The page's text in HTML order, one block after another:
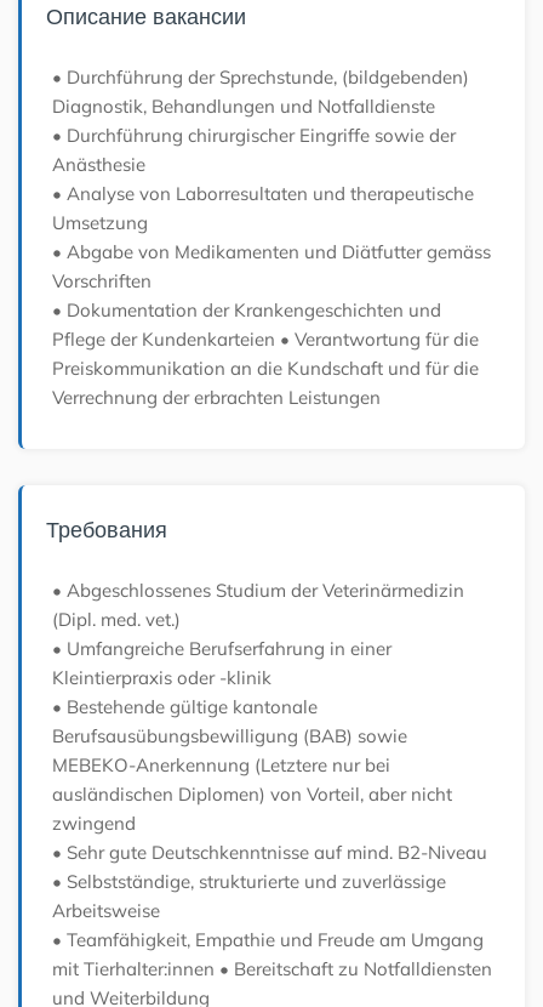
Описание вакансии
• Durchführung der Sprechstunde, (bildgebenden)
Diagnostik, Behandlungen und Notfalldienste
• Durchführung chirurgischer Eingriffe sowie der
Anästhesie
• Analyse von Laborresultaten und therapeutische
Umsetzung
• Abgabe von Medikamenten und Diätfutter gemäss
Vorschriften
• Dokumentation der Krankengeschichten und
Pflege der Kundenkarteien • Verantwortung für die
Preiskommunikation an die Kundschaft und für die
Verrechnung der erbrachten Leistungen
Требования
• Abgeschlossenes Studium der Veterinärmedizin
(Dipl. med. vet.)
• Umfangreiche Berufserfahrung in einer
Kleintierpraxis oder -klinik
• Bestehende gültige kantonale
Berufsausübungsbewilligung (BAB) sowie
MEBEKO-Anerkennung (Letztere nur bei
ausländischen Diplomen) von Vorteil, aber nicht
zwingend
• Sehr gute Deutschkenntnisse auf mind. B2-Niveau
• Selbstständige, strukturierte und zuverlässige
Arbeitsweise
• Teamfähigkeit, Empathie und Freude am Umgang
mit Tierhalter:innen • Bereitschaft zu Notfalldiensten
und Weiterbildung